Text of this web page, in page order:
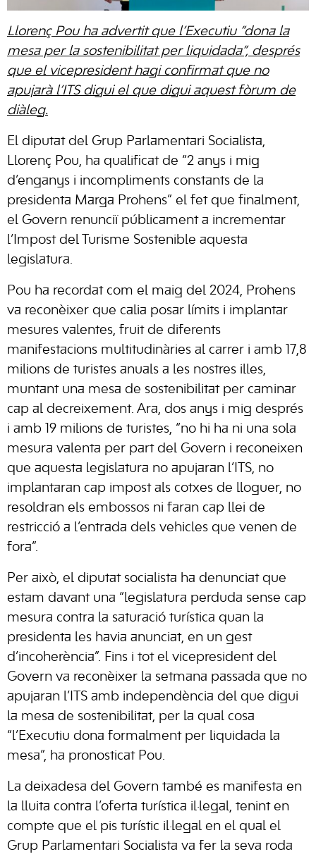
Llorenç Pou ha advertit que l’Executiu “dona la
mesa per la sostenibilitat per liquidada”, després
que el vicepresident hagi confirmat que no
apujarà l’ITS digui el que digui aquest fòrum de
diàleg.
El diputat del Grup Parlamentari Socialista,
Llorenç Pou, ha qualificat de “2 anys i mig
d’enganys i incompliments constants de la
presidenta Marga Prohens” el fet que finalment,
el Govern renunciï públicament a incrementar
l’Impost del Turisme Sostenible aquesta
legislatura.
Pou ha recordat com el maig del 2024, Prohens
va reconèixer que calia posar límits i implantar
mesures valentes, fruit de diferents
manifestacions multitudinàries al carrer i amb 17,8
milions de turistes anuals a les nostres illes,
muntant una mesa de sostenibilitat per caminar
cap al decreixement. Ara, dos anys i mig després
i amb 19 milions de turistes, “no hi ha ni una sola
mesura valenta per part del Govern i reconeixen
que aquesta legislatura no apujaran l’ITS, no
implantaran cap impost als cotxes de lloguer, no
resoldran els embossos ni faran cap llei de
restricció a l’entrada dels vehicles que venen de
fora”.
Per això, el diputat socialista ha denunciat que
estam davant una “legislatura perduda sense cap
mesura contra la saturació turística quan la
presidenta les havia anunciat, en un gest
d’incoherència”. Fins i tot el vicepresident del
Govern va reconèixer la setmana passada que no
apujaran l’ITS amb independència del que digui
la mesa de sostenibilitat, per la qual cosa
“l’Executiu dona formalment per liquidada la
mesa”, ha pronosticat Pou.
La deixadesa del Govern també es manifesta en
la lluita contra l’oferta turística il·legal, tenint en
compte que el pis turístic il·legal en el qual el
Grup Parlamentari Socialista va fer la seva roda